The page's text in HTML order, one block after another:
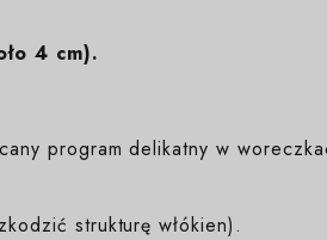
4 cm).
program delikatny w
strukturę włókien).